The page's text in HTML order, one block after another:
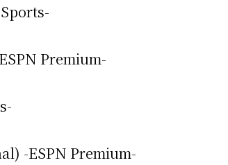
Premium-
-ESPN Premium-